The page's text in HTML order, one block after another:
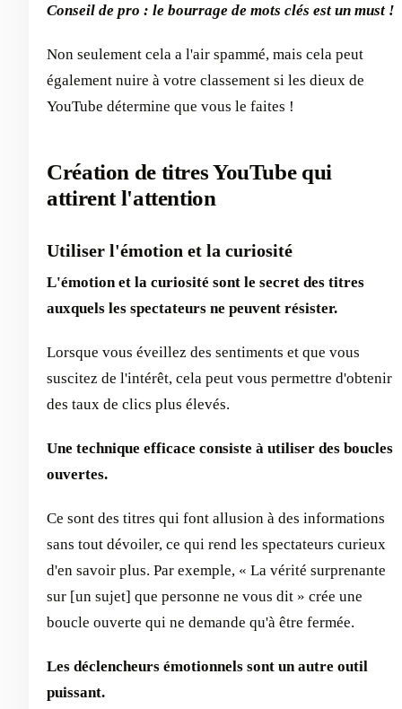
Conseil de pro : le bourrage de mots clés est un must !
Non seulement cela a l'air spammé, mais cela peut
également nuire à votre classement si les dieux de
YouTube détermine que vous le faites !
Création de titres YouTube qui
attirent l'attention
Utiliser l'émotion et la curiosité
L'émotion et la curiosité sont le secret des titres
auxquels les spectateurs ne peuvent résister.
Lorsque vous éveillez des sentiments et que vous
suscitez de l'intérêt, cela peut vous permettre d'obtenir
des taux de clics plus élevés.
Une technique efficace consiste à utiliser des boucles
ouvertes.
Ce sont des titres qui font allusion à des informations
sans tout dévoiler, ce qui rend les spectateurs curieux
d'en savoir plus. Par exemple, « La vérité surprenante
sur [un sujet] que personne ne vous dit » crée une
boucle ouverte qui ne demande qu'à être fermée.
Les déclencheurs émotionnels sont un autre outil
puissant.